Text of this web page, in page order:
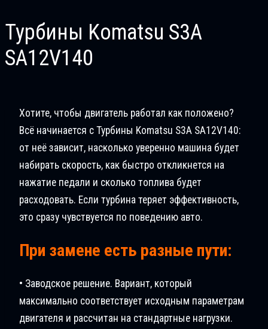
Турбины Komatsu S3A
SA12V140
Хотите, чтобы двигатель работал как положено?
Всё начинается с Турбины Komatsu S3A SA12V140:
от неё зависит, насколько уверенно машина будет
набирать скорость, как быстро откликнется на
нажатие педали и сколько топлива будет
расходовать. Если турбина теряет эффективность,
это сразу чувствуется по поведению авто.
При замене есть разные пути:
• Заводское решение. Вариант, который
максимально соответствует исходным параметрам
двигателя и рассчитан на стандартные нагрузки.